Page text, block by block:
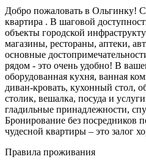
Добро пожаловать в Ольгинку!
квартира . В шаговой
объекты городской
магазины, рестораны, аптеки,
основные
рядом - это очень удобно! В
оборудованная кухня, ванная
диван-кровать, кухонный стол,
столик, вешалка, посуда и
гладильные принадлежности,
Бронирование без посредников
чудесной квартиры – это залог
Правила проживания